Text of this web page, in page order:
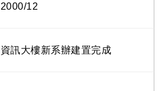
2000/12
資訊大樓新系辦建置完成